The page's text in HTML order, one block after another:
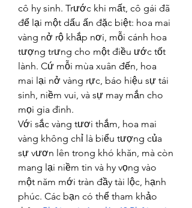
cô hy sinh. Trước khi mất, cô gái đã
để lại một dấu ấn đặc biệt: hoa mai
vàng nở rộ khắp nơi, mỗi cánh hoa
tượng trưng cho một điều ước tốt
lành. Cứ mỗi mùa xuân đến, hoa
mai lại nở vàng rực, báo hiệu sự tái
sinh, niềm vui, và sự may mắn cho
mọi gia đình.
Với sắc vàng tươi thắm, hoa mai
vàng không chỉ là biểu tượng của
sự vươn lên trong khó khăn, mà còn
mang lại niềm tin và hy vọng vào
một năm mới tràn đầy tài lộc, hạnh
phúc. Các bạn có thể tham khảo